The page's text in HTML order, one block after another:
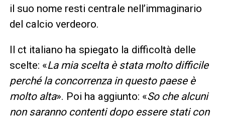
il suo nome resti centrale nell’immaginario
del calcio verdeoro.
Il ct italiano ha spiegato la difficoltà delle
scelte: «La mia scelta è stata molto difficile
perché la concorrenza in questo paese è
molto alta». Poi ha aggiunto: «So che alcuni
non saranno contenti dopo essere stati con